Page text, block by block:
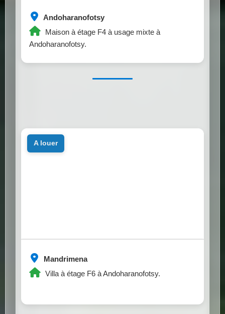
Andoharanofotsy
Maison à étage F4 à usage mixte à
Andoharanofotsy.
Mandrimena
Villa à étage F6 à Andoharanofotsy.
a louer